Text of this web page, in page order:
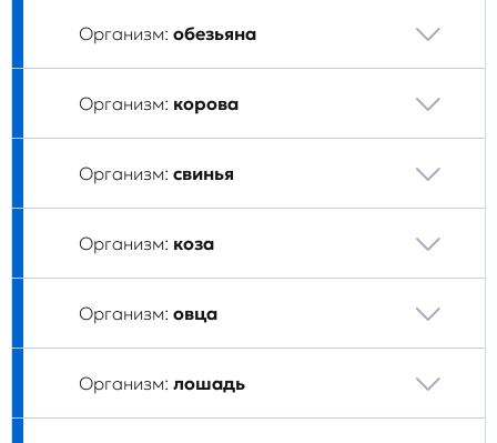
Организм: обезьяна
Организм: корова
Организм: свинья
Организм: коза
Организм: овца
Организм: лошадь